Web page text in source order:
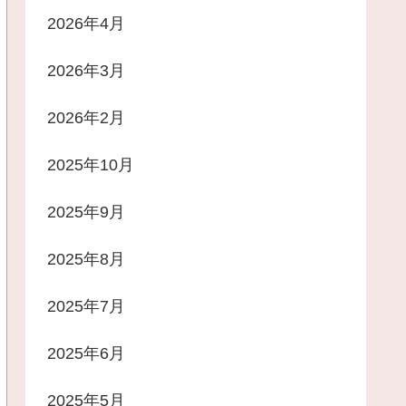
2026年4月
2026年3月
2026年2月
2025年10月
2025年9月
2025年8月
2025年7月
2025年6月
2025年5月